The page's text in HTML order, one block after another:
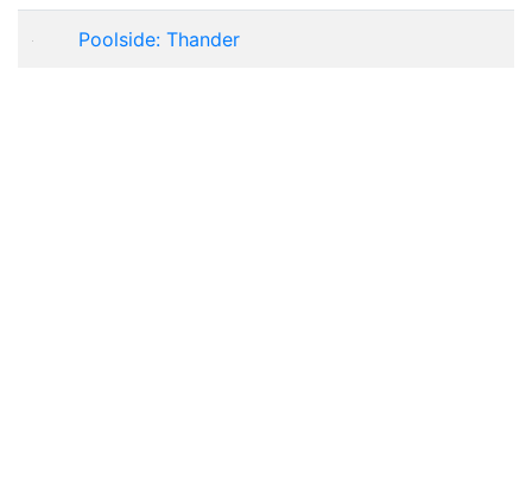
Poolside: Thander